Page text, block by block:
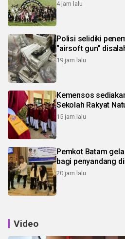
4 jam lalu
Polisi selidiki
"airsoft gun"
19 jam lalu
Kemensos
Sekolah Rakyat
15 jam lalu
Pemkot Batam
bagi penyandang
20 jam lalu
Video